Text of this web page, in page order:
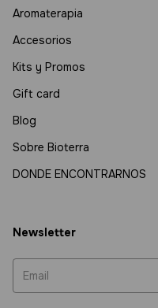
Aromaterapia
Accesorios
Kits y Promos
Gift card
Blog
Sobre Bioterra
DONDE ENCONTRARNOS
Newsletter